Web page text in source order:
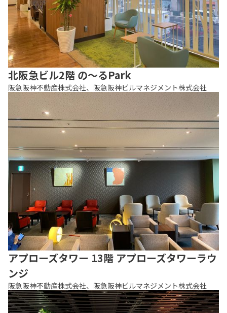
北阪急ビル2階 の〜るPark
阪急阪神不動産株式会社、阪急阪神ビルマネジメント株式会社
アプローズタワー 13階 アプローズタワーラウ
ンジ
阪急阪神不動産株式会社、阪急阪神ビルマネジメント株式会社